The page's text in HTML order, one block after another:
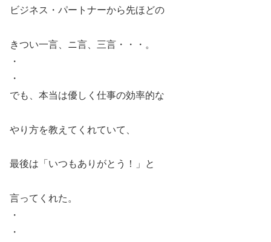
ビジネス・パートナーから先ほどの
きつい一言、ニ言、三言・・・。
・
・
でも、本当は優しく仕事の効率的な
やり方を教えてくれていて、
最後は「いつもありがとう！」と
言ってくれた。
・
・